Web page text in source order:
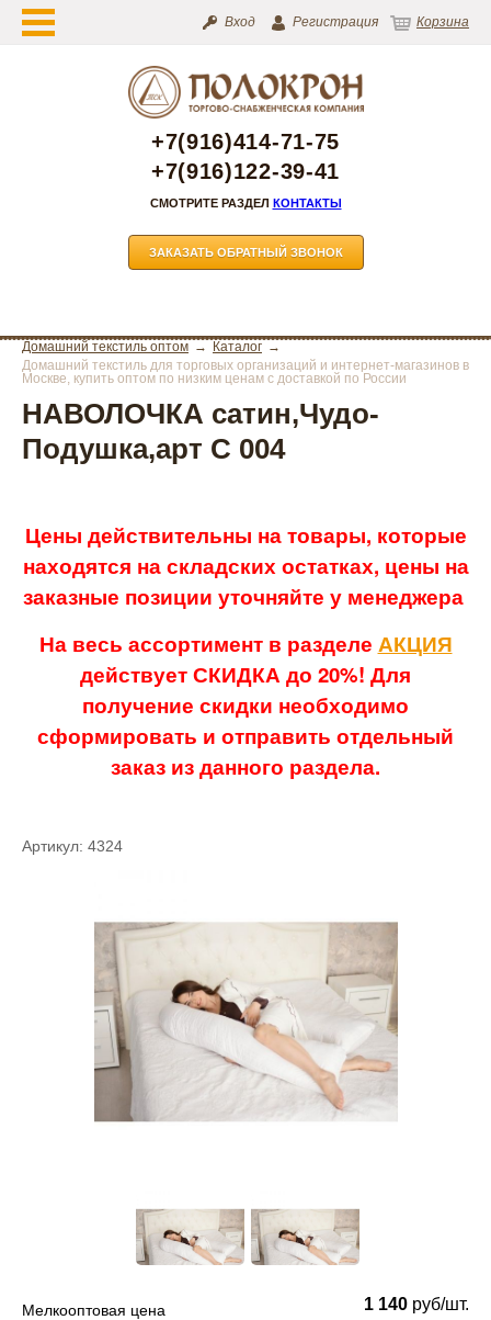
Вход Регистрация Корзина
+7(916)414-71-75
+7(916)122-39-41
СМОТРИТЕ РАЗДЕЛ КОНТАКТЫ
ЗАКАЗАТЬ ОБРАТНЫЙ ЗВОНОК
Домашний текстиль оптом
Каталог
Домашний текстиль для торговых организаций и интернет-магазинов в
Москве, купить оптом по низким ценам с доставкой по России
НАВОЛОЧКА сатин,Чудо-
Подушка,арт С 004
Цены действительны на товары, которые
находятся на складских остатках, цены на
заказные позиции уточняйте у менеджера
На весь ассортимент в разделе АКЦИЯ
действует СКИДКА до 20%! Для
получение скидки необходимо
сформировать и отправить отдельный
заказ из данного раздела.
Артикул: 4324
Мелкооптовая цена 1 140 руб/шт.